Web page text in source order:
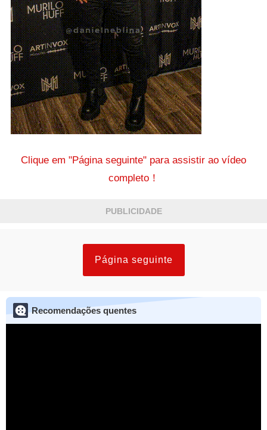
Clique em "Página seguinte" para assistir ao vídeo
completo！
PUBLICIDADE
Página seguinte
Recomendações quentes